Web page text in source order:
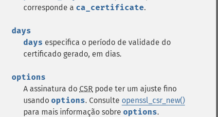
corresponde a ca_certificate.
days
days especifica o período de validade do
certificado gerado, em dias.
options
A assinatura do CSR pode ter um ajuste fino
usando options. Consulte openssl_csr_new()
para mais informação sobre options.